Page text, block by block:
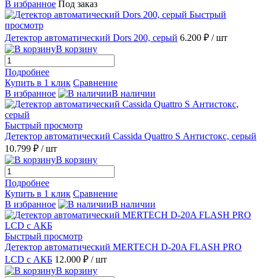
В избранное Под заказ
Быстрый
просмотр
Детектор автоматический Dors 200, серый 6.200 ₽ / шт
В корзину
Подробнее
Купить в 1 клик Сравнение
В избранное
В наличии
Быстрый просмотр
Детектор автоматический Cassida Quattro S Антистокс, серый
10.799 ₽ / шт
В корзину
Подробнее
Купить в 1 клик Сравнение
В избранное
В наличии
Быстрый просмотр
Детектор автоматический MERTECH D-20A FLASH PRO
LCD с АКБ 12.000 ₽ / шт
В корзину